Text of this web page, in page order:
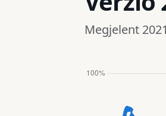
Megjelent